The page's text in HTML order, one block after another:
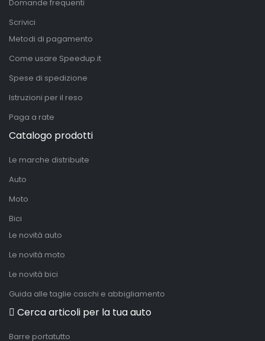
Domande frequenti
Scrivici
Metodi di pagamento
Come usare Speedup.it
Spese di spedizione
Istruzioni per il reso
Paga a rate
Catalogo prodotti
Le marche distribuite
Auto
Moto
Bici
Le novità auto
Le novità moto
Le novità bici
Guida alle taglie caschi e abbigliamento
Cerca articoli per la tua auto
Barre portatutto